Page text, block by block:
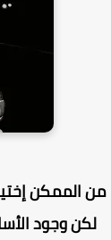
الممكن
وجود